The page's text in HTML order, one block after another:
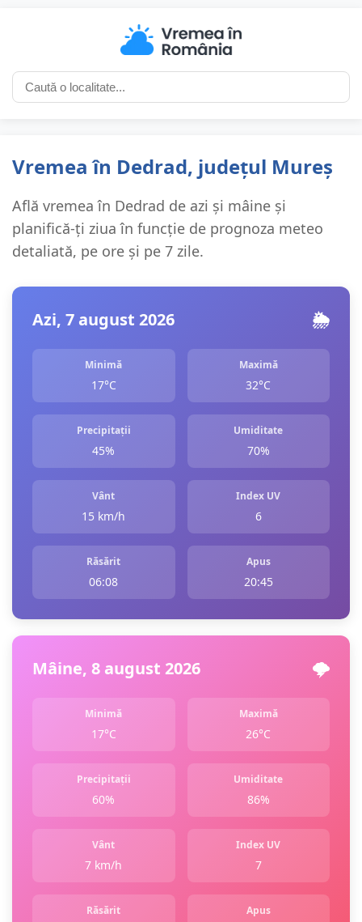
Vremea în Dedrad, județul Mureș
Află vremea în Dedrad de azi și mâine și
planifică-ți ziua în funcție de prognoza meteo
detaliată, pe ore și pe 7 zile.
Azi, 7 august 2026 🌦️
Minimă
17°C
Maximă
32°C
Precipitații
45%
Umiditate
70%
Vânt
15 km/h
Index UV
6
Răsărit
06:08
Apus
20:45
Mâine, 8 august 2026 🌩️
Minimă
17°C
Maximă
26°C
Precipitații
60%
Umiditate
86%
Vânt
7 km/h
Index UV
7
Răsărit Apus